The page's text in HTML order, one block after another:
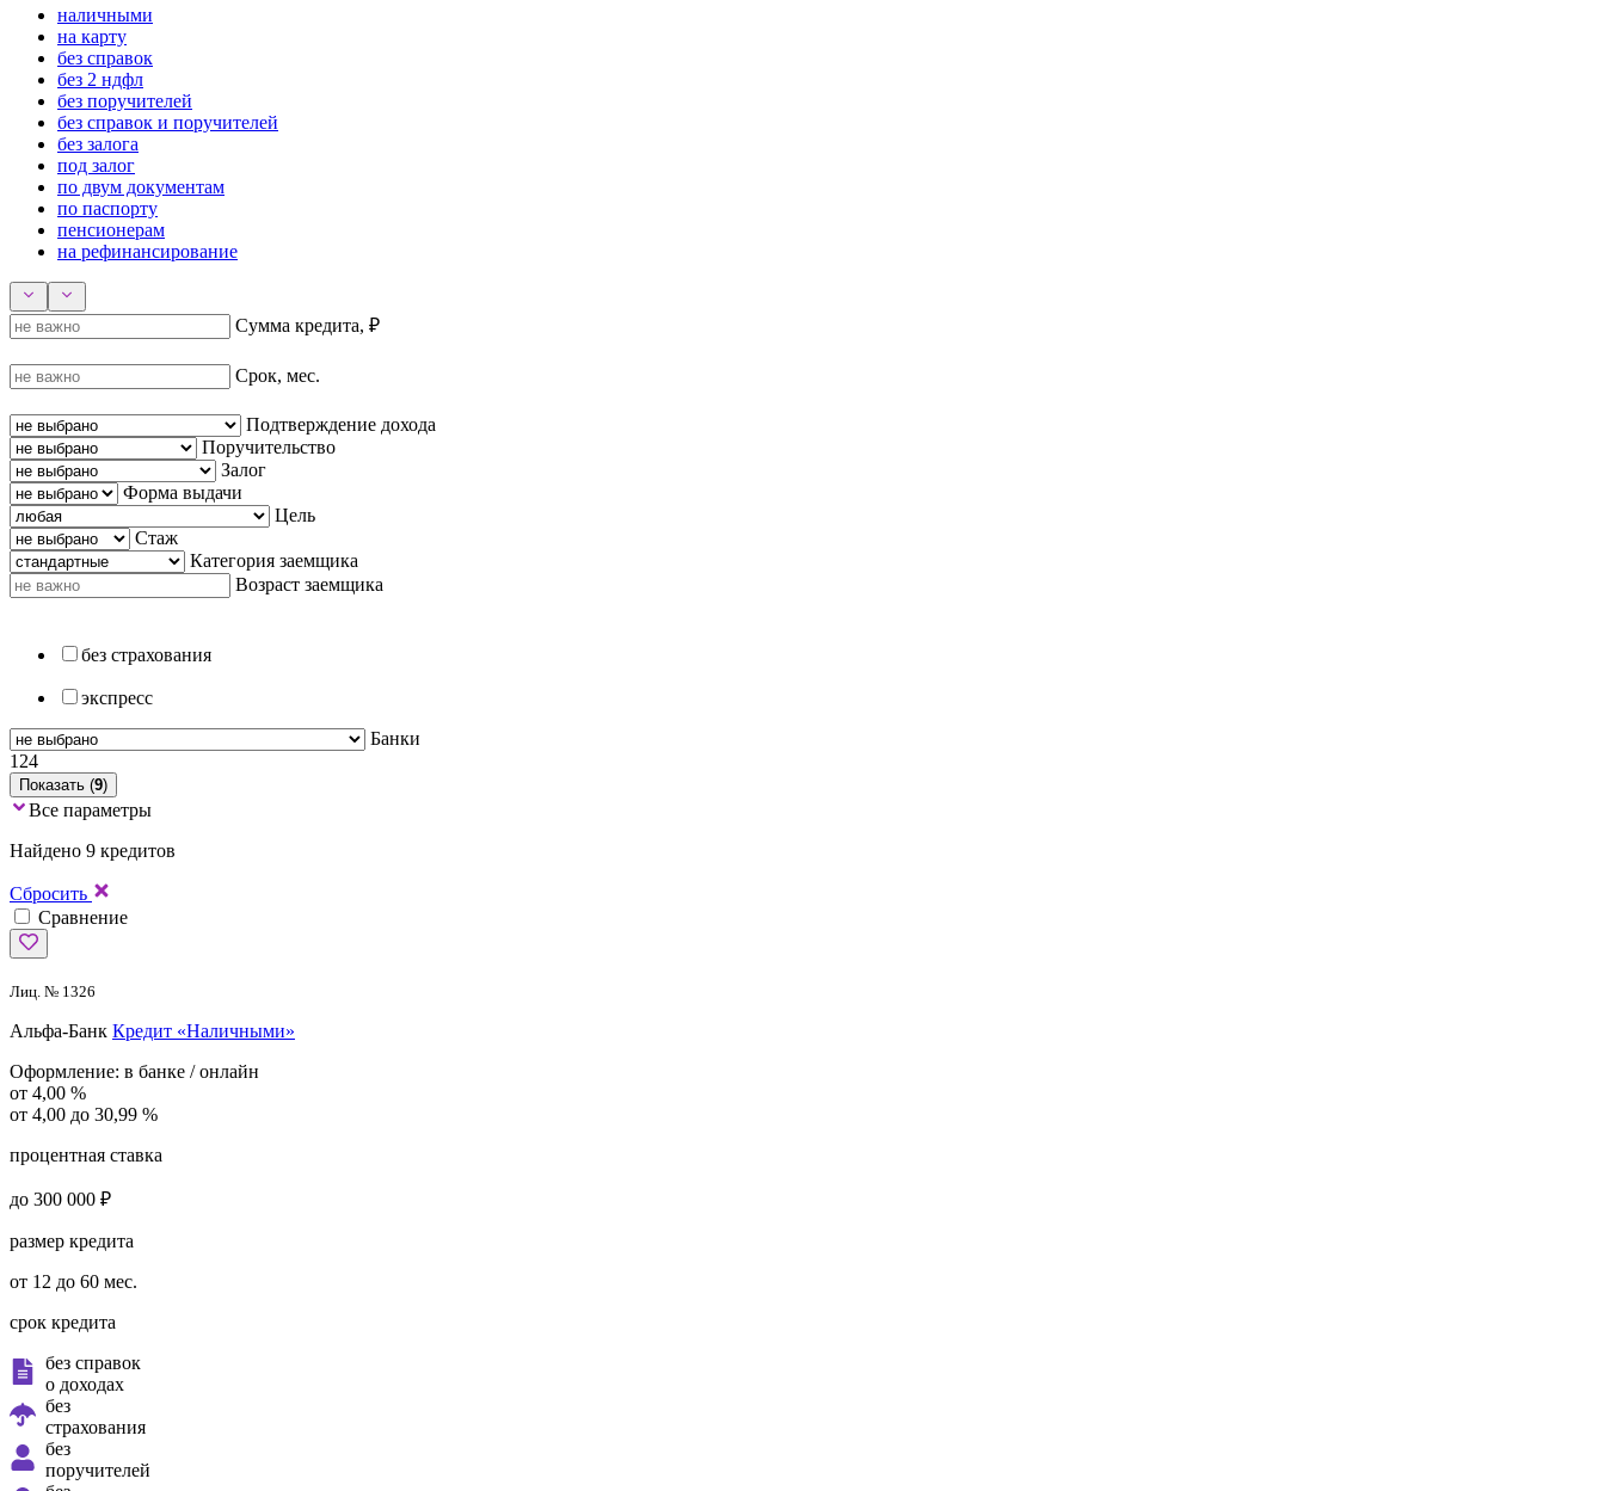
наличными
на карту
без справок
без 2 ндфл
без поручителей
без справок и поручителей
без залога
под залог
по двум документам
по паспорту
пенсионерам
на рефинансирование
Сумма кредита, ₽
Срок, мес.
Подтверждение дохода
Поручительство
Залог
Форма выдачи
Цель
Стаж
Категория заемщика
Возраст заемщика
без страхования
экспресс
Банки
124
Показать (9)
Все параметры
Найдено 9 кредитов
Сбросить
Сравнение
Лиц. № 1326
Альфа-Банк Кредит «Наличными»
Оформление: в банке / онлайн
от 4,00 %
от 4,00 до 30,99 %
процентная ставка
до 300 000 ₽
размер кредита
от 12 до 60 мес.
срок кредита
без справок
о доходах
без
страхования
без
поручителей